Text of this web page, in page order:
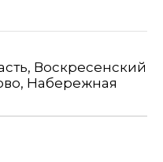
Воскресенский
Набережная